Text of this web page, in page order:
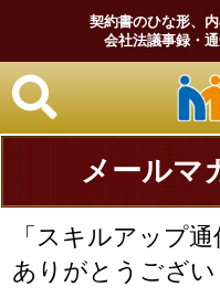
契約書のひな形、
会社法議事録・
メールマ
「スキルアップ
ありがとうござい